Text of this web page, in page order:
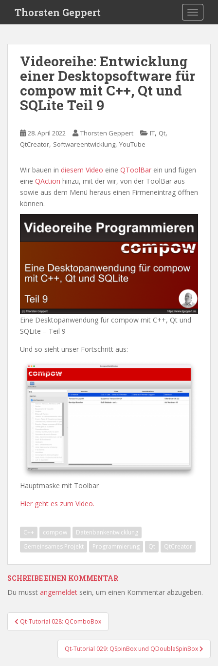
i
Thorsten Geppert
Videoreihe: Entwicklung
einer Desktopsoftware für
compow mit C++, Qt und
SQLite Teil 9
28. April 2022 Thorsten Geppert IT, Qt,
QtCreator, Softwareentwicklung, YouTube
Wir bauen in diesem Video eine QToolBar ein und fügen
eine QAction hinzu, mit der wir, von der ToolBar aus
sowie aus dem Menü heraus einen Firmeneintrag öffnen
können.
Eine Desktopanwendung für compow mit C++, Qt und
SQLite – Teil 9
Und so sieht unser Fortschritt aus:
Hauptmaske mit Toolbar
Hier geht es zum Video.
C++ compow
Datenbankentwicklung
Gemeinsames Projekt
Programmierung Qt QtCreator
SCHREIBE EINEN KOMMENTAR
Du musst angemeldet sein, um einen Kommentar abzugeben.
Beitragsnavigation
Qt-Tutorial 028: QComboBox
Qt-Tutorial 029: QSpinBox und QDoubleSpinBox